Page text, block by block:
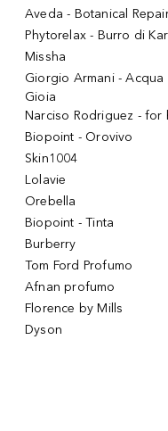
Aveda - Botanical
Phytorelax - Burro di
Missha
Giorgio Armani - Acqua
Gioia
Narciso Rodriguez - for
Biopoint - Orovivo
Skin1004
Lolavie
Orebella
Biopoint - Tinta
Burberry
Tom Ford Profumo
Afnan profumo
Florence by Mills
Dyson